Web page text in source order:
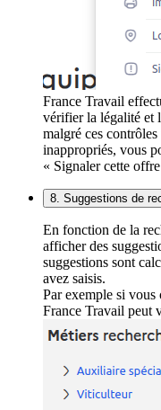
France Travail
vérifier la légalité et
malgré ces
inappropriés, vous
« Signaler cette
8. Suggestions de
En fonction de la
afficher des
suggestions sont
avez saisis.
Par exemple si
France Travail peut